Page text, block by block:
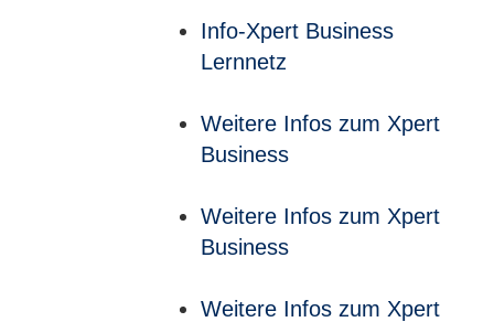
Info-Xpert Business
Lernnetz
Weitere Infos zum Xpert
Business
Weitere Infos zum Xpert
Business
Weitere Infos zum Xpert